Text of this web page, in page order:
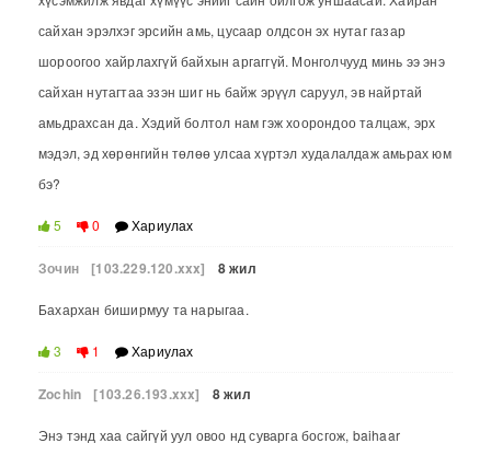
сайхан эрэлхэг эрсийн амь, цусаар олдсон эх нутаг газар
шороогоо хайрлахгүй байхын аргаггүй. Монголчууд минь ээ энэ
сайхан нутагтаа эзэн шиг нь байж эрүүл саруул, эв найртай
амьдрахсан да. Хэдий болтол нам гэж хоорондоо талцаж, эрх
мэдэл, эд хөрөнгийн төлөө улсаа хүртэл худалалдаж амьрах юм
бэ?
5 0 Хариулах
Зочин [103.229.120.xxx] 8 жил
Бахархан биширмуу та нарыгаа.
3 1 Хариулах
Zochin [103.26.193.xxx] 8 жил
Энэ тэнд хаа сайгүй уул овоо нд суварга босгож, baihaar